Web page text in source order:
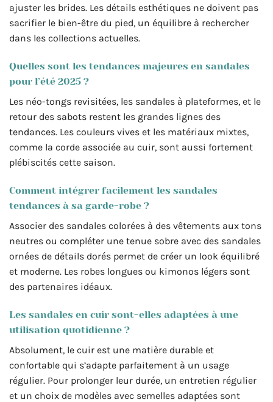
ajuster les brides. Les détails esthétiques ne doivent pas
sacrifier le bien-être du pied, un équilibre à rechercher
dans les collections actuelles.
Quelles sont les tendances majeures en sandales
pour l’été 2025 ?
Les néo-tongs revisitées, les sandales à plateformes, et le
retour des sabots restent les grandes lignes des
tendances. Les couleurs vives et les matériaux mixtes,
comme la corde associée au cuir, sont aussi fortement
plébiscités cette saison.
Comment intégrer facilement les sandales
tendances à sa garde-robe ?
Associer des sandales colorées à des vêtements aux tons
neutres ou compléter une tenue sobre avec des sandales
ornées de détails dorés permet de créer un look équilibré
et moderne. Les robes longues ou kimonos légers sont
des partenaires idéaux.
Les sandales en cuir sont-elles adaptées à une
utilisation quotidienne ?
Absolument, le cuir est une matière durable et
confortable qui s’adapte parfaitement à un usage
régulier. Pour prolonger leur durée, un entretien régulier
et un choix de modèles avec semelles adaptées sont